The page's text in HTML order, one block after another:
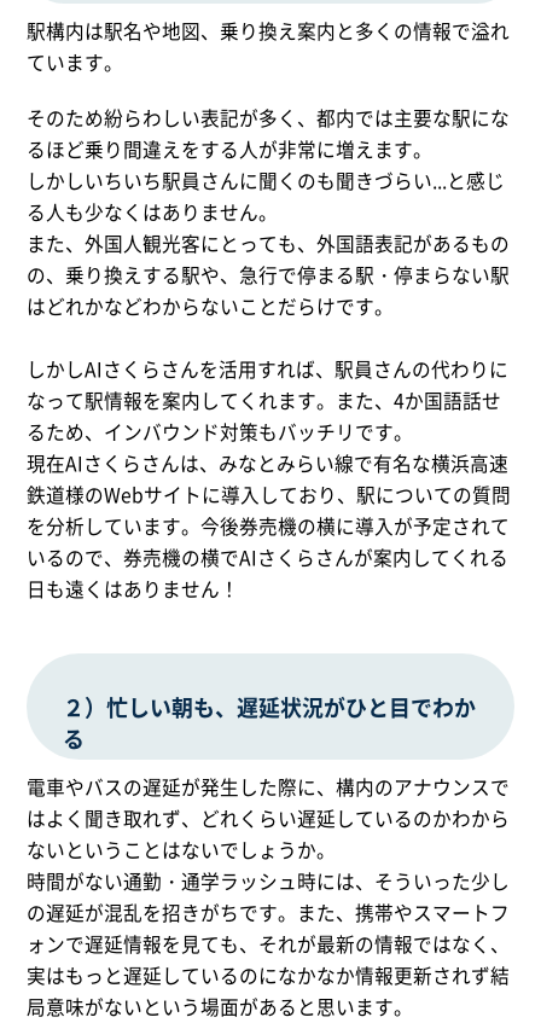
駅構内は駅名や地図、乗り換え案内と多くの情報で溢れ
ています。
そのため紛らわしい表記が多く、都内では主要な駅にな
るほど乗り間違えをする人が非常に増えます。
しかしいちいち駅員さんに聞くのも聞きづらい...と感じ
る人も少なくはありません。
また、外国人観光客にとっても、外国語表記があるもの
の、乗り換えする駅や、急行で停まる駅・停まらない駅
はどれかなどわからないことだらけです。
しかしAIさくらさんを活用すれば、駅員さんの代わりに
なって駅情報を案内してくれます。また、4か国語話せ
るため、インバウンド対策もバッチリです。
現在AIさくらさんは、みなとみらい線で有名な横浜高速
鉄道様のWebサイトに導入しており、駅についての質問
を分析しています。今後券売機の横に導入が予定されて
いるので、券売機の横でAIさくらさんが案内してくれる
日も遠くはありません！
２）忙しい朝も、遅延状況がひと目でわか
る
電車やバスの遅延が発生した際に、構内のアナウンスで
はよく聞き取れず、どれくらい遅延しているのかわから
ないということはないでしょうか。
時間がない通勤・通学ラッシュ時には、そういった少し
の遅延が混乱を招きがちです。また、携帯やスマートフ
ォンで遅延情報を見ても、それが最新の情報ではなく、
実はもっと遅延しているのになかなか情報更新されず結
局意味がないという場面があると思います。